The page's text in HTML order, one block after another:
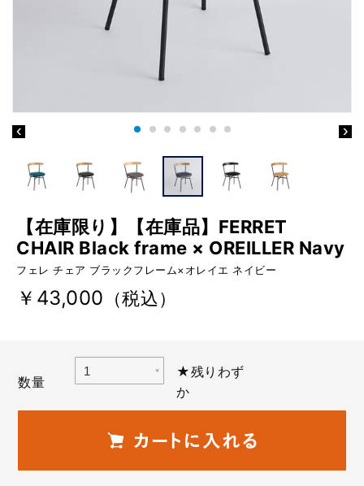
【在庫限り】【在庫品】FERRET
CHAIR Black frame × OREILLER Navy
フェレ チェア ブラックフレーム×オレイエ ネイビー
￥43,000 （税込）
数量
★残りわず
か